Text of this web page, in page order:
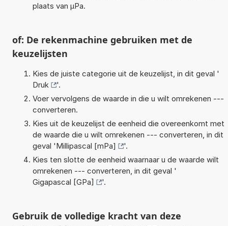
plaats van µPa.
of: De rekenmachine gebruiken met de
keuzelijsten
Kies de juiste categorie uit de keuzelijst, in dit geval '
Druk
'.
Voer vervolgens de waarde in die u wilt omrekenen ---
converteren.
Kies uit de keuzelijst de eenheid die overeenkomt met
de waarde die u wilt omrekenen --- converteren, in dit
geval 'Millipascal [mPa]
'.
Kies ten slotte de eenheid waarnaar u de waarde wilt
omrekenen --- converteren, in dit geval '
Gigapascal [GPa]
'.
Gebruik de volledige kracht van deze